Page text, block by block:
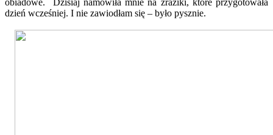
dzień wcześniej. I nie zawiodłam się – było pysznie.